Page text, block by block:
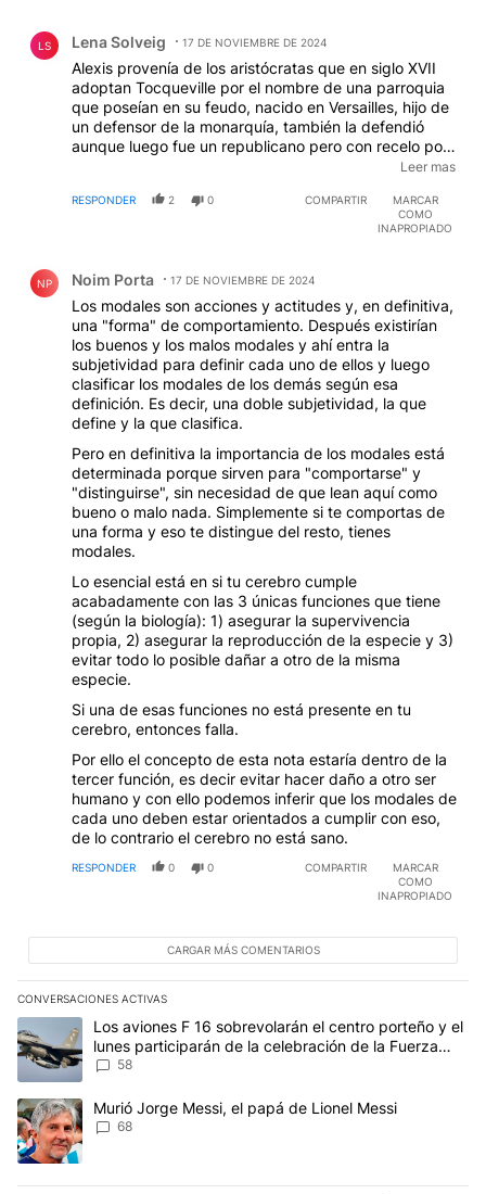
LS Lena Solveig 17 DE NOVIEMBRE DE 2024
Alexis provenía de los aristócratas que en siglo XVII
adoptan Tocqueville por el nombre de una parroquia
que poseían en su feudo, nacido en Versailles, hijo de
un defensor de la monarquía, también la defendió
aunque luego fue un republicano pero con recelo por
las masas y la mediocridad, confiando más en las
quizá una buena lectura para comprender los
orígenes de los comportamientos “corteses” sean las
Norbert Elías. Con Bourdieu podríamos pensar en
habitus de clase. Erasmo de Rotterdam,
especialmente en “Elogio de la locura” pondera más
que la cortesía, la tolerancia, aunque en su momento
no pudiera sosegar el ímpetu de Lutero. Quizá el
concepto más profundo sea el de “Li” de Confucio
(Analectas), la actual palabra china para nominar la
cortesía es 礼貌 (limao) , pero “li” es más profundo,
social, virtud interior, educación y autocultuvo, cultura
y tradición; y se relaciona con otros conceptos
confucianos como “ren” y “Xiao”. Dicho esto, habría
que preguntarse si la población busca identificarse
con los portadores de sus hábitus, que quizá no sean
los cortesanos.
Leer mas
RESPONDER 2 0 COMPARTIR
MARCAR
COMO
INAPROPIADO
NP Noim Porta 17 DE NOVIEMBRE DE 2024
Los modales son acciones y actitudes y, en definitiva,
una "forma" de comportamiento. Después existirían
los buenos y los malos modales y ahí entra la
subjetividad para definir cada uno de ellos y luego
clasificar los modales de los demás según esa
definición. Es decir, una doble subjetividad, la que
define y la que clasifica.
Pero en definitiva la importancia de los modales está
determinada porque sirven para "comportarse" y
"distinguirse", sin necesidad de que lean aquí como
bueno o malo nada. Simplemente si te comportas de
una forma y eso te distingue del resto, tienes
modales.
Lo esencial está en si tu cerebro cumple
acabadamente con las 3 únicas funciones que tiene
(según la biología): 1) asegurar la supervivencia
propia, 2) asegurar la reproducción de la especie y 3)
evitar todo lo posible dañar a otro de la misma
especie.
Si una de esas funciones no está presente en tu
cerebro, entonces falla.
Por ello el concepto de esta nota estaría dentro de la
tercer función, es decir evitar hacer daño a otro ser
humano y con ello podemos inferir que los modales de
cada uno deben estar orientados a cumplir con eso,
de lo contrario el cerebro no está sano.
RESPONDER 0 0 COMPARTIR
MARCAR
COMO
INAPROPIADO
CARGAR MÁS COMENTARIOS
CONVERSACIONES ACTIVAS
Este listado muestra los artículos con más comentarios en los
Un artículo de tendencia con el título "Los aviones F 16
Los aviones F 16 sobrevolarán el centro porteño y el
lunes participarán de la celebración de la Fuerza
Aérea
58
Un artículo de tendencia con el título "Murió Jorge Messi, el
Murió Jorge Messi, el papá de Lionel Messi
68